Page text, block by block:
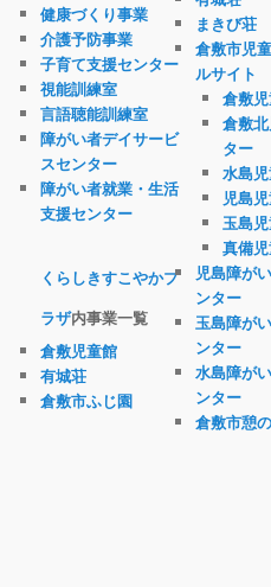
健康づくり事業
介護予防事業
子育て支援センター
視能訓練室
言語聴能訓練室
障がい者デイサービ
スセンター
障がい者就業・生活
支援センター
くらしきすこやかプ
ラザ内事業一覧
倉敷児童館
有城荘
倉敷市ふじ園
まきび荘
倉敷市児
ルサイト
倉敷
倉敷
ター
水島
児島
玉島
真備
児島障が
ンター
玉島障が
ンター
水島障が
ンター
倉敷市憩